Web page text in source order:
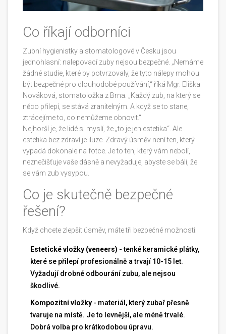
Co říkají odborníci
Zubní hygienistky a stomatologové v Česku jsou
jednohlasní: nalepovací zuby nejsou bezpečné. „Nemáme
žádné studie, které by potvrzovaly, že tyto nálepy mohou
být bezpečné pro dlouhodobé používání,“ říká Mgr. Eliška
Nováková, stomatoložka z Brna. „Každý zub, na který se
něco přilepí, se stává zranitelným. A když se to stane,
ztrácejíme to, co nemůžeme obnovit.“
Nejhorší je, že lidé si myslí, že „to je jen estetika“. Ale
estetika bez zdraví je iluze. Zdravý úsměv není ten, který
vypadá dokonale na fotce. Je to ten, který vám nebolí,
neznečišťuje vaše dásně a nevyžaduje, abyste se báli, že
se vám zub vysypou.
Co je skutečně bezpečné
řešení?
Když chcete zlepšit úsměv, máte tři bezpečné možnosti:
Estetické vložky (veneers) - tenké keramické plátky,
které se přilepí profesionálně a trvají 10-15 let.
Vyžadují drobné odbourání zubu, ale nejsou
škodlivé.
Kompozitní vložky - materiál, který zubař přesně
tvaruje na místě. Je to levnější, ale méně trvalé.
Dobrá volba pro krátkodobou úpravu.